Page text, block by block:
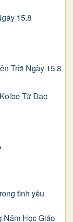
15.8
Trời Ngày 15.8
Tử Đạo
tình yêu
Năm Học Giáo